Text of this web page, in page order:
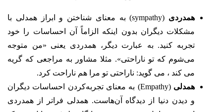
همدردی
(sympathy) به معنای شناختن و ابراز همدلی با
مشکلات دیگران بدون اینکه الزاماً آن احساسات را خود
تجربه کنید. به عبارت دیگر، همدردی یعنی «من متوجه
می‌شوم که تو ناراحتی». مثلا مشاور به مراجعی که گریه
می کند ، می گوید: ناراحتی تو مرا هم ناراحت کرد.
همدلی
(Empathy) به معنای تجربه‌کردن احساسات دیگران
و دیدن دنیا از دیدگاه آن‌هاست. همدلی فراتر از همدردی